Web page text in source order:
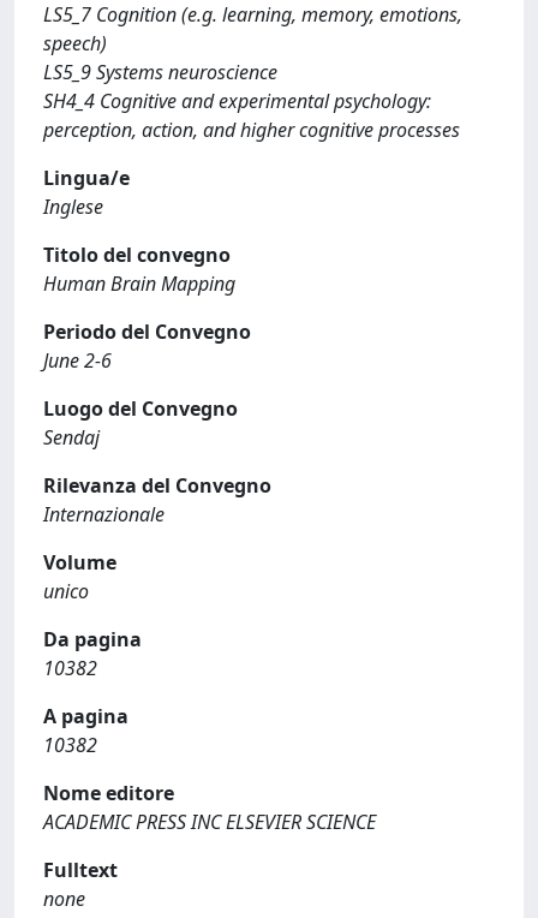
LS5_7 Cognition (e.g. learning, memory, emotions,
speech)
LS5_9 Systems neuroscience
SH4_4 Cognitive and experimental psychology:
perception, action, and higher cognitive processes
Lingua/e
Inglese
Titolo del convegno
Human Brain Mapping
Periodo del Convegno
June 2-6
Luogo del Convegno
Sendaj
Rilevanza del Convegno
Internazionale
Volume
unico
Da pagina
10382
A pagina
10382
Nome editore
ACADEMIC PRESS INC ELSEVIER SCIENCE
Fulltext
none